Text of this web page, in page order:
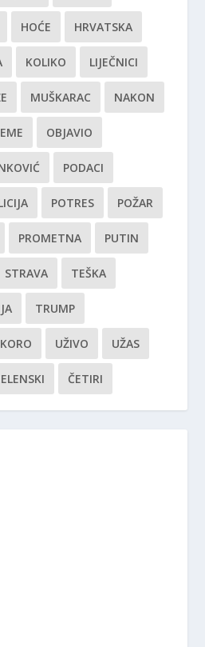
HOĆE HRVATSKA
KOLIKO LIJEČNICI
MUŠKARAC NAKON
OBJAVIO
PODACI
POTRES POŽAR
PROMETNA PUTIN
STRAVA TEŠKA
TRUMP
UŽIVO UŽAS
ČETIRI